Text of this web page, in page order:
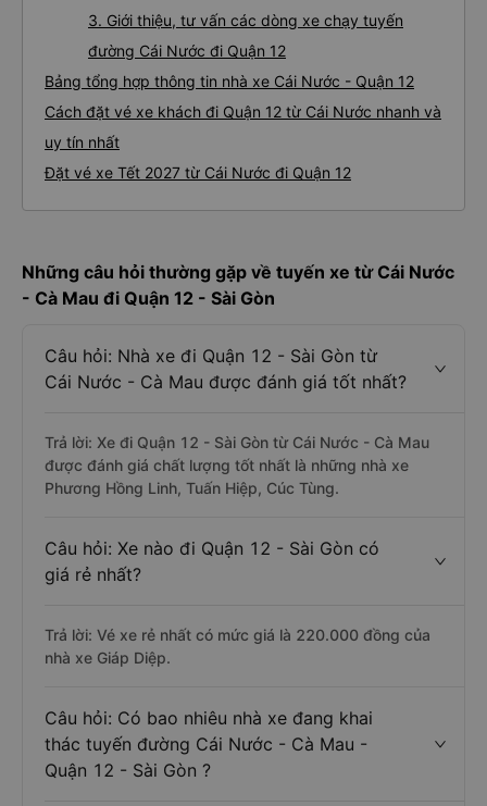
3. Giới thiệu, tư vấn các dòng xe chạy tuyến
đường Cái Nước đi Quận 12
Bảng tổng hợp thông tin nhà xe Cái Nước - Quận 12
Cách đặt vé xe khách đi Quận 12 từ Cái Nước nhanh và
uy tín nhất
Đặt vé xe Tết 2027 từ Cái Nước đi Quận 12
Những câu hỏi thường gặp về tuyến xe từ Cái Nước
- Cà Mau đi Quận 12 - Sài Gòn
Câu hỏi: Nhà xe đi Quận 12 - Sài Gòn từ
Cái Nước - Cà Mau được đánh giá tốt nhất?
Trả lời: Xe đi Quận 12 - Sài Gòn từ Cái Nước - Cà Mau
được đánh giá chất lượng tốt nhất là những nhà xe
Phương Hồng Linh, Tuấn Hiệp, Cúc Tùng.
Câu hỏi: Xe nào đi Quận 12 - Sài Gòn có
giá rẻ nhất?
Trả lời: Vé xe rẻ nhất có mức giá là 220.000 đồng của
nhà xe Giáp Diệp.
Câu hỏi: Có bao nhiêu nhà xe đang khai
thác tuyến đường Cái Nước - Cà Mau -
Quận 12 - Sài Gòn ?